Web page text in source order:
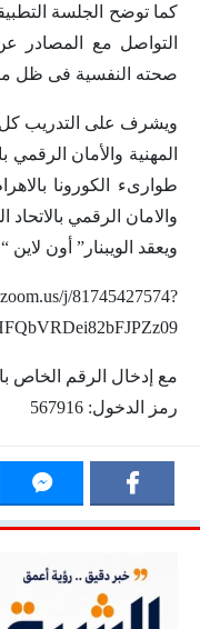
كما توضح الجلسة
التواصل مع المصادر
صحته النفسية فى ظل
ويشرف على التدريب كل
المهنية والأمان
طوارىء الكورونا
والامان الرقمي بالاتحاد
ويعقد الويبنار” أون
j/81745427574?
مع إدخال الرقم الخاص
رمز الدخول: 567916